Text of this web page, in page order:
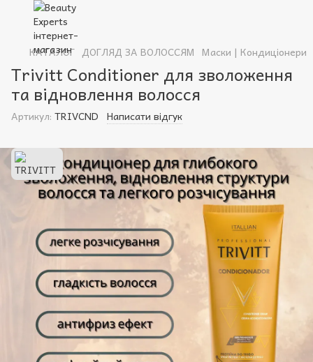
КАТАЛОГ ДОГЛЯД ЗА ВОЛОССЯМ Маски | Кондиціонери
Trivitt Conditioner для зволоження
та відновлення волосся
Артикул: TRIVCND Написати відгук